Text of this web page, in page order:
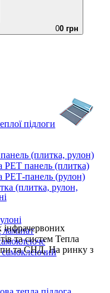
00 грн
(плитка, рулон)
PET панель (плитка)
РЕТ-панель (рулон)
(плитка, рулон,
ламінат
підлоги
та систем Тепла
та СНД.На ринку з